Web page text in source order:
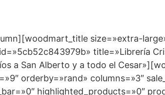
size=»extra-
title=»Librería
a San Alberto y a todo el
orderby=»rand» columns=»3″
highlighted_products=»0″